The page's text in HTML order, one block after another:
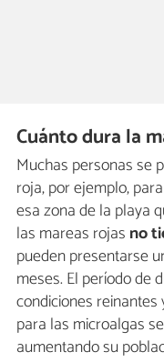
Cuánto dura la
Muchas personas se
roja, por ejemplo,
esa zona de la playa
las mareas rojas no
pueden presentarse
meses. El período de
condiciones
para las microalgas
aumentando su